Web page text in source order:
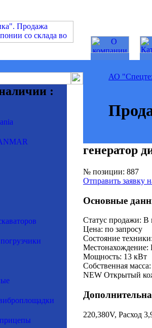
:
АО
генератор
№ позиции: 887
Отправить заявку
Основные
Статус продажи: В
Цена: по запросу
Состояние
Местонахождение:
Мощность: 13 кВт
Собственная
NEW Открытый
220,380V, Расход